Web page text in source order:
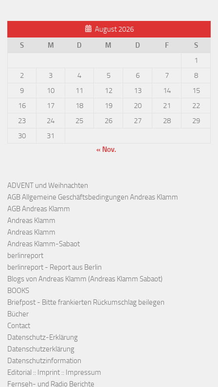
August 2026
S
M D M D F
S
1
2
3 4 5 6 7
8
9
10 11 12 13 14
15
16
17 18 19 20 21
22
23
24 25 26 27 28
29
30
31
« Nov.
ADVENT und Weihnachten
AGB Allgemeine Geschäftsbedingungen Andreas Klamm
AGB Andreas Klamm
Andreas Klamm
Andreas Klamm
Andreas Klamm-Sabaot
berlinreport
berlinreport - Report aus Berlin
Blogs von Andreas Klamm (Andreas Klamm Sabaot)
BOOKS
Briefpost - Bitte frankierten Rückumschlag beilegen
Bücher
Contact
Datenschutz-Erklärung
Datenschutzerklärung
Datenschutzinformation
Editorial :: Imprint :: Impressum
Fernseh- und Radio Berichte